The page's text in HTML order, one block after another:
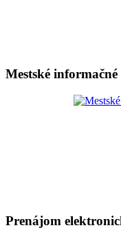
Mestské
Prenájom